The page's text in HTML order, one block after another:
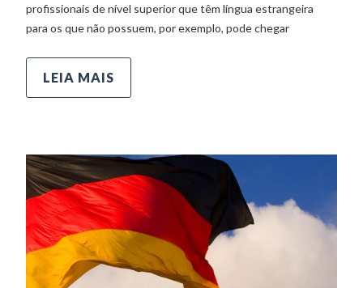
profissionais de nível superior que têm língua estrangeira
para os que não possuem, por exemplo, pode chegar
LEIA MAIS